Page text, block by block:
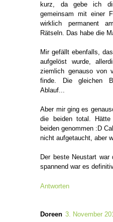
kurz, da gebe ich
gemeinsam mit einer
wirklich permanent
Rätseln. Das habe die
Mir gefällt ebenfalls,
aufgelöst wurde,
ziemlich genauso von
finde. Die gleichen
Ablauf...
Aber mir ging es
die beiden total.
beiden genommen :D
nicht aufgetaucht, aber
Der beste Neustart
spannend war es
Antworten
Doreen 3. November